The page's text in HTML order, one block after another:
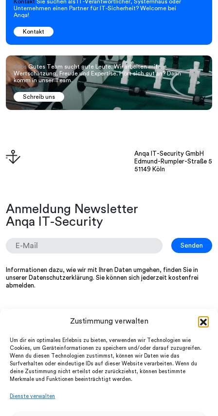
Zustimmung verwalten
Um dir ein optimales Erlebnis zu bieten, verwenden wir Technologien wie
Cookies, um Geräteinformationen zu speichern und/oder darauf zuzugreifen.
Wenn du diesen Technologien zustimmst, können wir Daten wie das
Surfverhalten oder eindeutige IDs auf dieser Website verarbeiten. Wenn du
deine Zustimmung nicht erteilst oder zurückziehst, können bestimmte
Merkmale und Funktionen beeinträchtigt werden.
Dienste verwalten
Kontakt
Kontakt Sie suchen als IT-Verantwortlicher, Systemhaus oder
Unternehmen einen Partner für IT-Sicherheit? Welcome bei
Anqa!
Schreib uns
JobsGutes Team sucht gute Leute. Wir arbeiten mit
Wertschätzung, Freude und Expertise. Hört sich gut an? Dann
komm in unser Team.
LinkedIn
facebook
Datenschutz
Impressum
Partner
News
FAQ
Jobs
Cloud-UTM
Anqa IT-Security GmbH
Edmund-Rumpler-Straße 5
51149 Köln
Anmeldung Newsletter
Anqa IT-Security
Informationen dazu, wie wir mit Ihren Daten umgehen, finden Sie in
unserer Datenschutzerklärung. Sie können sich jederzeit kostenfrei
abmelden.